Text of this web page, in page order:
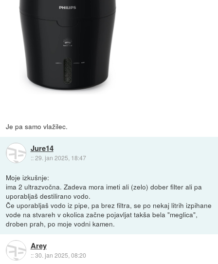
Je pa samo vlažilec.
Jure14
::29. jan 2025, 18:47
Moje izkušnje:
ima 2 ultrazvočna. Zadeva mora imeti ali (zelo) dober filter ali pa
uporabljaš destilirano vodo.
Če uporabljaš vodo iz pipe, pa brez filtra, se po nekaj litrih izpihane
vode na stvareh v okolica začne pojavljat takša bela "meglica",
droben prah, po moje vodni kamen.
Arey
::30. jan 2025, 08:20